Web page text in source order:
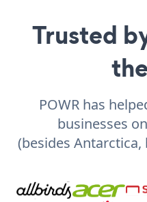
Trusted
POWR has
businesses
(besides